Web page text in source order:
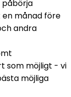
månad före
andra
som möjligt - vi
möjliga